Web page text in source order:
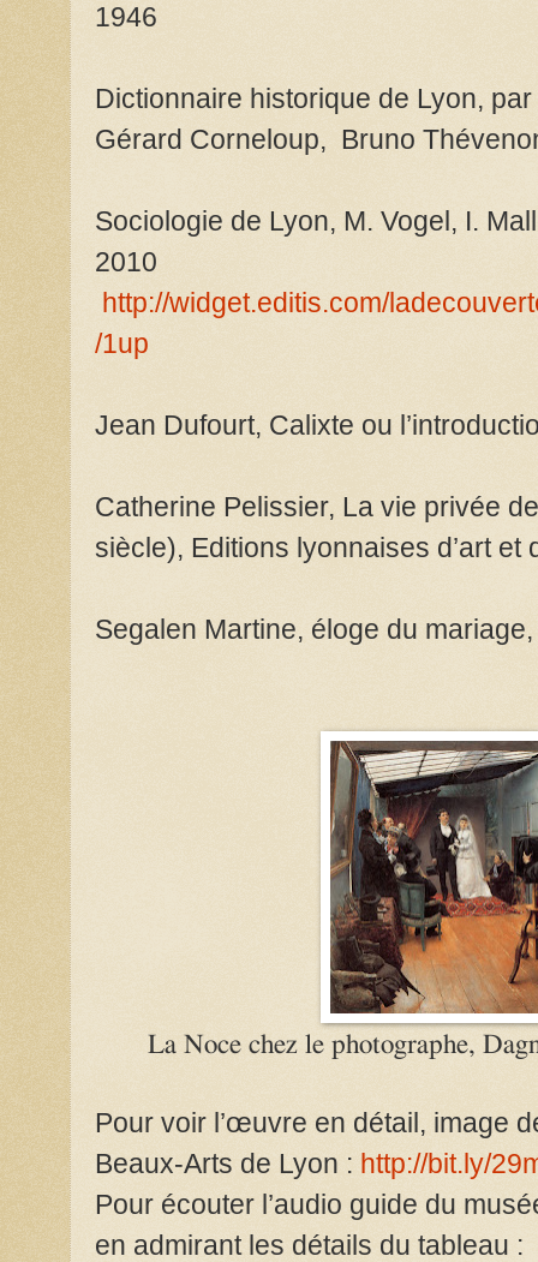
1946
Dictionnaire historique de Lyon,
Gérard Corneloup, Bruno
Sociologie de Lyon, M. Vogel, I.
2010
http://widget.editis.com/
/1up
Jean Dufourt, Calixte ou
Catherine Pelissier, La vie privée
siècle), Editions lyonnaises d’art et
Segalen Martine, éloge du
La Noce chez le photographe,
Pour voir l’œuvre en détail, image
Beaux-Arts de Lyon : http://bit.ly/
Pour écouter l’audio guide du
en admirant les détails du tableau :